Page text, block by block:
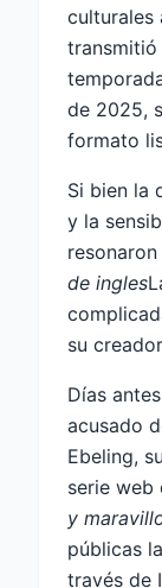
culturales
transmitió
de 2025,
formato
Si bien la
y la
de ingles
su
Días
acusado
Ebeling,
serie web
y
públicas
través de